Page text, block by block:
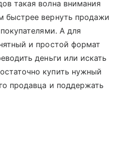
такая волна внимания
быстрее вернуть продажи
А для
и простой формат
деньги или искать
купить нужный
продавца и поддержать